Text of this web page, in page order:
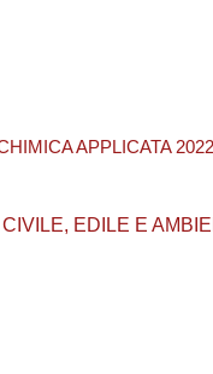
APPLICATA
EDILE E